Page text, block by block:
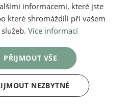
17
informacemi, které jste
které shromáždili při vašem
služeb.Více informací
PŘIJMOUT VŠE
NEZBYTNÉ